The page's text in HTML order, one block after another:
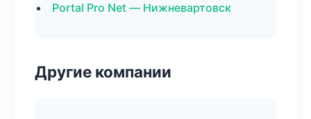
Portal Pro Net — Нижневартовск
Другие компании